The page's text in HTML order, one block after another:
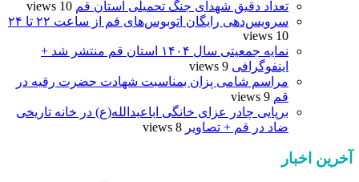
تعداد دقیق شهدای جنگ تحمیلی استان قم 10 views
سرویس‌دهی رایگان اتوبوس‌های قم از ساعت ۲۲ تا ۲۴
10 views
نمایه جمعیتی سال ۱۴۰۴ استان قم منتشر شد +
اینفوگرافی 9 views
مراسم شامی پزان بمناسبت شهادت حضرت رقیه در
قم 9 views
برپایی چادر عزای خانگی اباعبدالله(ع) در خانه تاریخی
ضاد در قم + تصاویر 8 views
آخرین اخبار